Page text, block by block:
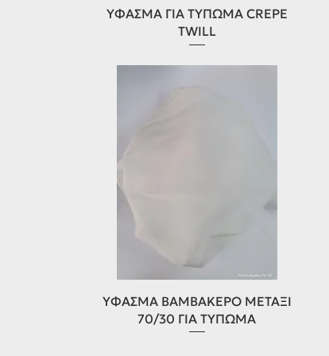
Γρήγορη προβολή
ΥΦΑΣΜΑ ΓΙΑ ΤΥΠΩΜΑ CREPE
TWILL
Γρήγορη προβολή
ΥΦΑΣΜΑ ΒΑΜΒΑΚΕΡΟ ΜΕΤΑΞΙ
70/30 ΓΙΑ ΤΥΠΩΜΑ